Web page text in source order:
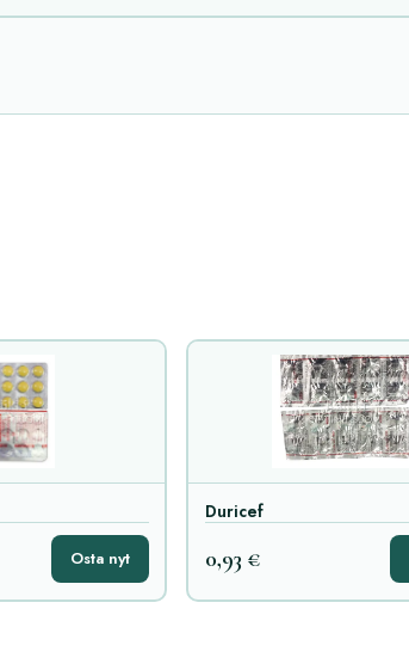
Osta nyt
Duricef
0,93 €